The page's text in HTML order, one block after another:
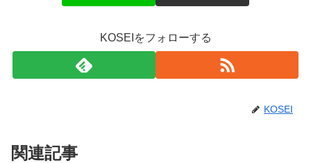
KOSEIをフォローする
KOSEI
関連記事